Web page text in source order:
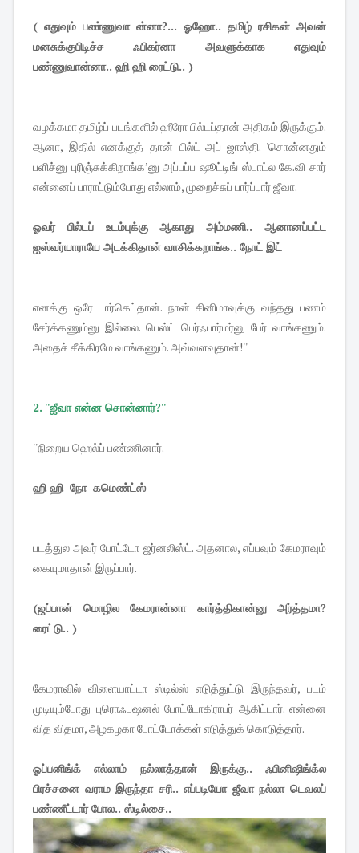
( எதுவும் பண்ணுவா ன்னா?... ஓஹோ.. தமிழ் ரசிகன் அவன்
மனசுக்குபிடிச்ச ஃபிகர்னா அவளுக்காக எதுவும்
பண்ணுவான்னா.. ஹி ஹி ரைட்டு.. )
வழக்கமா தமிழ்ப் படங்களில் ஹீரோ பில்டப்தான் அதிகம் இருக்கும்.
ஆனா, இதில் எனக்குத் தான் பில்ட்-அப் ஜாஸ்தி. 'சொன்னதும்
பளிச்னு புரிஞ்சுக்கிறாங்க’னு அப்பப்ப ஷூட்டிங் ஸ்பாட்ல கே.வி சார்
என்னைப் பாராட்டும்போது எல்லாம், முறைச்சுப் பார்ப்பார் ஜீவா.
ஓவர் பில்டப் உடம்புக்கு ஆகாது அம்மணி.. ஆனானப்பட்ட
ஐஸ்வர்யாராயே அடக்கிதான் வாசிக்கறாங்க.. நோட் இட்
எனக்கு ஒரே டார்கெட்தான். நான் சினிமாவுக்கு வந்தது பணம்
சேர்க்கணும்னு இல்லை. பெஸ்ட் பெர்ஃபார்மர்னு பேர் வாங்கணும்.
அதைச் சீக்கிரமே வாங்கணும். அவ்வளவுதான்!''
2. ''ஜீவா என்ன சொன்னார்?''
''நிறைய ஹெல்ப் பண்ணினார்.
ஹி ஹி நோ கமெண்ட்ஸ்
படத்துல அவர் போட்டோ ஜர்னலிஸ்ட். அதனால, எப்பவும் கேமராவும்
கையுமாதான் இருப்பார்.
(ஜப்பான் மொழில கேமரான்னா கார்த்திகான்னு அர்த்தமா?
ரைட்டு.. )
கேமராவில் விளையாட்டா ஸ்டில்ஸ் எடுத்துட்டு இருந்தவர், படம்
முடியும்போது புரொஃபஷனல் போட்டோகிராபர் ஆகிட்டார். என்னை
வித விதமா, அழகழகா போட்டோக்கள் எடுத்துக் கொடுத்தார்.
ஓப்பனிங்க் எல்லாம் நல்லாத்தான் இருக்கு.. ஃபினிஷிங்க்ல
பிரச்சனை வராம இருந்தா சரி.. எப்படியோ ஜீவா நல்லா டெவலப்
பண்ணீட்டார் போல.. ஸ்டில்சை..